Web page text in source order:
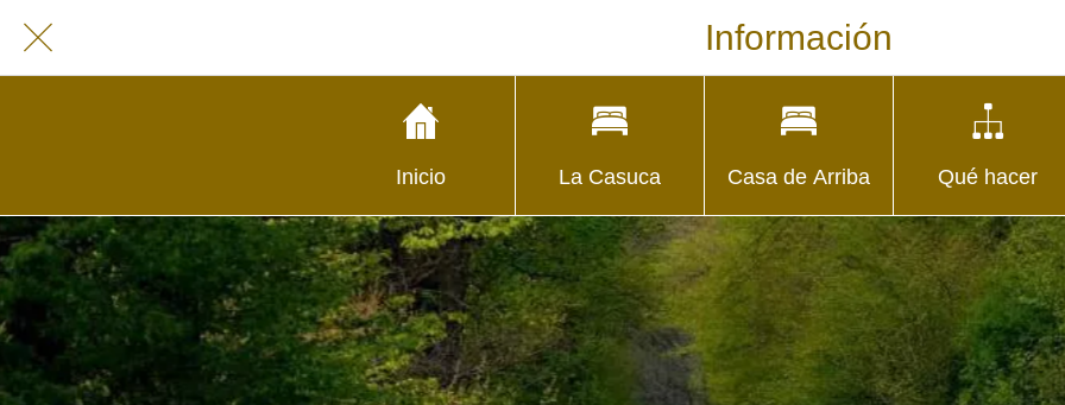
Información
Inicio La Casuca Casa de Arriba Qué hacer